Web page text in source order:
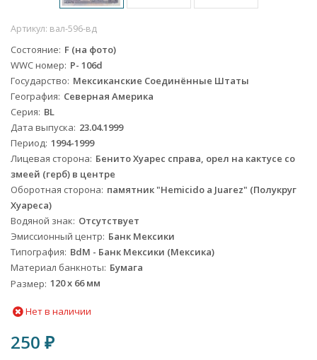
Артикул: вал-596-вд
Состояние F (на фото)
WWC номер P- 106d
Государство Мексиканские Соединённые Штаты
География Северная Америка
Серия BL
Дата выпуска 23.04.1999
Период 1994-1999
Лицевая сторона Бенито Хуарес справа, орел на кактусе со
змеей (герб) в центре
Оборотная сторона памятник "Hemicido a Juarez" (Полукруг
Хуареса)
Водяной знак Отсутствует
Эмиссионный центр Банк Мексики
Типография BdM - Банк Мексики (Мексика)
Материал банкноты Бумага
Размер 120 x 66 мм
Нет в наличии
250 ₽